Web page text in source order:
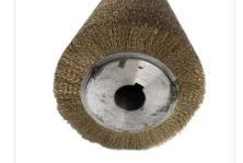
Quem Somos
Fábrica
Controle de Qualidade